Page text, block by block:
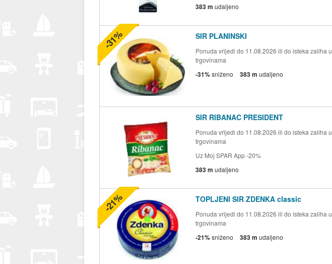
383 m udaljeno
SIR PLANINSKI
Ponuda vrijedi do 11.08.2026 ili do isteka zaliha u
trgovinama
-31%sniženo 383 m udaljeno
-31%
SIR RIBANAC PRESIDENT
Ponuda vrijedi do 11.08.2026 ili do isteka zaliha u
trgovinama
Uz Moj SPAR App -20%
383 m udaljeno
TOPLJENI SIR ZDENKA classic
Ponuda vrijedi do 11.08.2026 ili do isteka zaliha u
trgovinama
-21%sniženo 383 m udaljeno
-21%